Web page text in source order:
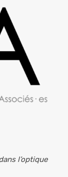
l’optique